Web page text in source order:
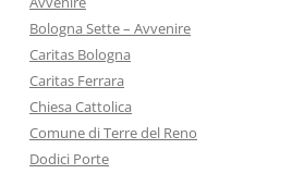
Bologna Sette – Avvenire
Caritas Bologna
Caritas Ferrara
Chiesa Cattolica
Comune di Terre del Reno
Dodici Porte